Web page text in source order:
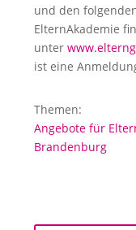
und den
ElternAkademie
unter
ist eine
Themen:
Angebote für
Brandenburg